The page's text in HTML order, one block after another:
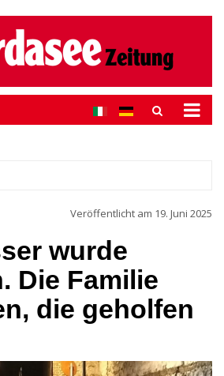
Veröffentlicht am 19. Juni 2025
wurde
Die Familie
die geholfen